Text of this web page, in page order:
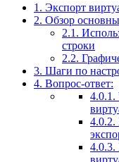
1. Экспорт
2. Обзор
2.1.
строки
2.2.
3. Шаги по
4. Вопрос-ответ:
4.0.1.
4.0.2.
4.0.3.